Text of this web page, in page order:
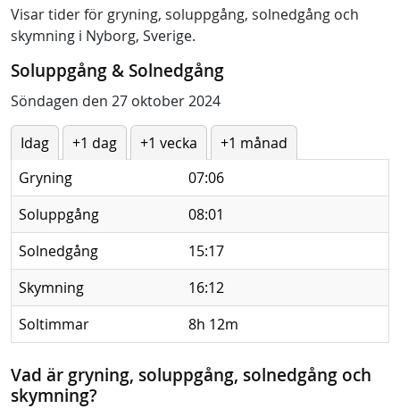
Visar tider för gryning, soluppgång, solnedgång och
skymning i Nyborg, Sverige.
Soluppgång & Solnedgång
Söndagen den 27 oktober 2024
Idag +1 dag +1 vecka
+1 månad
Gryning
07:06
Soluppgång
08:01
Solnedgång
15:17
Skymning
16:12
Soltimmar
8h 12m
Vad är gryning, soluppgång, solnedgång och
skymning?